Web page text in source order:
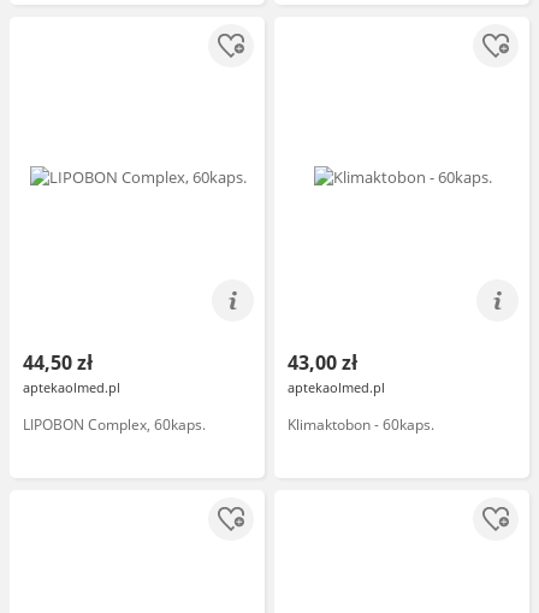
44,50 zł
aptekaolmed.pl
LIPOBON Complex, 60kaps.
43,00 zł
aptekaolmed.pl
Klimaktobon - 60kaps.